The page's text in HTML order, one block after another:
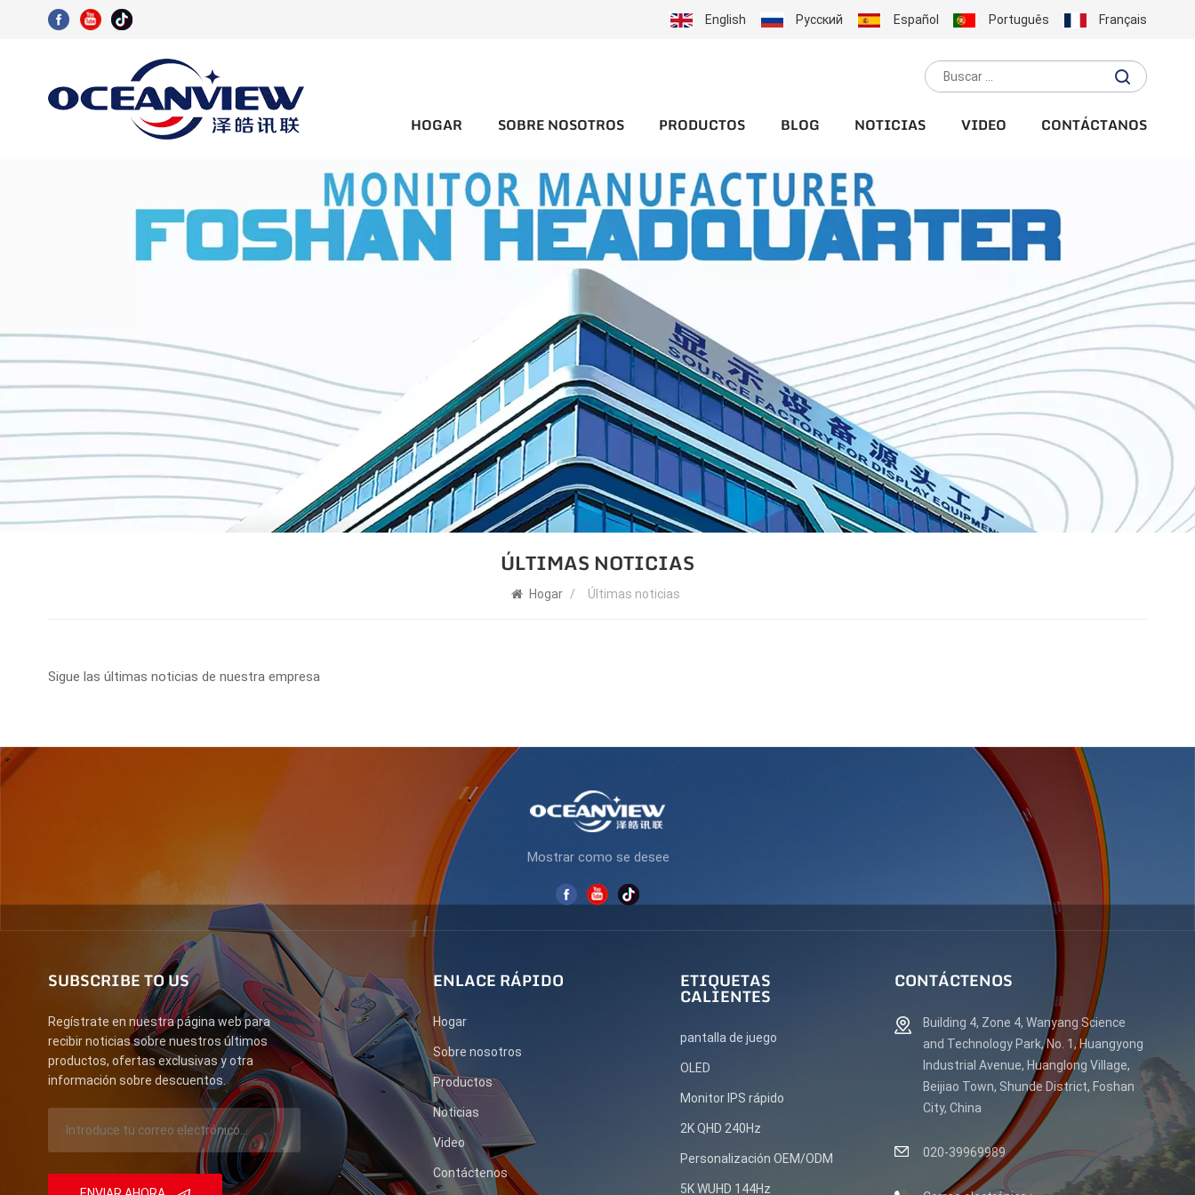
English Русский Español Português Français
HOGAR SOBRE NOSOTROS PRODUCTOS BLOG NOTICIAS VIDEO CONTÁCTANOS
ÚLTIMAS NOTICIAS
Hogar / Últimas noticias
Sigue las últimas noticias de nuestra empresa
Mostrar como se desee
SUBSCRIBE TO US
Regístrate en nuestra página web para
recibir noticias sobre nuestros últimos
productos, ofertas exclusivas y otra
información sobre descuentos.
ENLACE RÁPIDO
Hogar
Sobre nosotros
Productos
Noticias
Video
Contáctenos
ETIQUETAS
CALIENTES
pantalla de juego
OLED
Monitor IPS rápido
2K QHD 240Hz
Personalización OEM/ODM
5K WUHD 144Hz
CONTÁCTENOS
Building 4, Zone 4, Wanyang Science
and Technology Park, No. 1, Huangyong
Industrial Avenue, Huanglong Village,
Beijiao Town, Shunde District, Foshan
City, China
020-39969989